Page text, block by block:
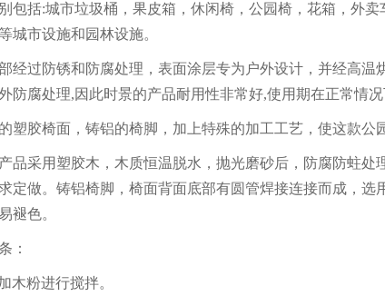
包括:城市垃圾桶，果皮箱，休闲椅，公园椅，花箱，外
城市设施和园林设施。
经过防锈和防腐处理，表面涂层专为户外设计，并经高
防腐处理,因此时景的产品耐用性非常好,使用期在正常情
塑胶椅面，铸铝的椅脚，加上特殊的加工工艺，使这款公
品采用塑胶木，木质恒温脱水，抛光磨砂后，防腐防蛀
定做。铸铝椅脚，椅面背面底部有圆管焊接连接而成，选
褪色。
：
木粉进行搅拌。